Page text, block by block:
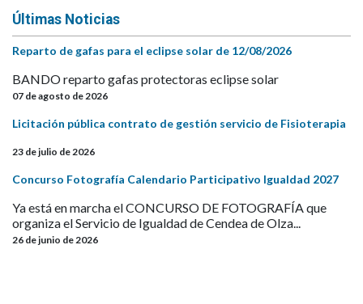
Últimas Noticias
Reparto de gafas para el eclipse solar de 12/08/2026
BANDO reparto gafas protectoras eclipse solar
07 de agosto de 2026
Licitación pública contrato de gestión servicio de Fisioterapia
23 de julio de 2026
Concurso Fotografía Calendario Participativo Igualdad 2027
Ya está en marcha el CONCURSO DE FOTOGRAFÍA que
organiza el Servicio de Igualdad de Cendea de Olza...
26 de junio de 2026